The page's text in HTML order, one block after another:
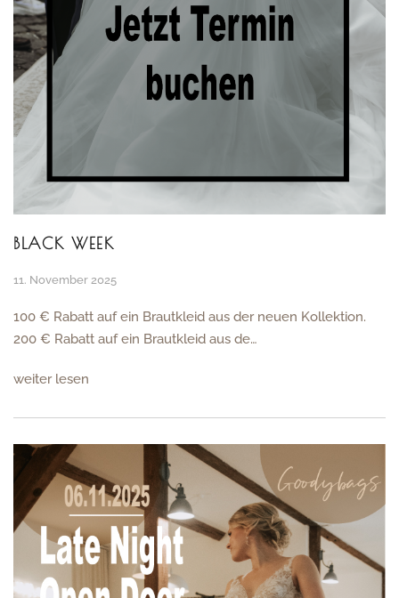
BLACK WEEK
11. November 2025
100 € Rabatt auf ein Brautkleid aus der neuen Kollektion.
200 € Rabatt auf ein Brautkleid aus de…
weiter lesen